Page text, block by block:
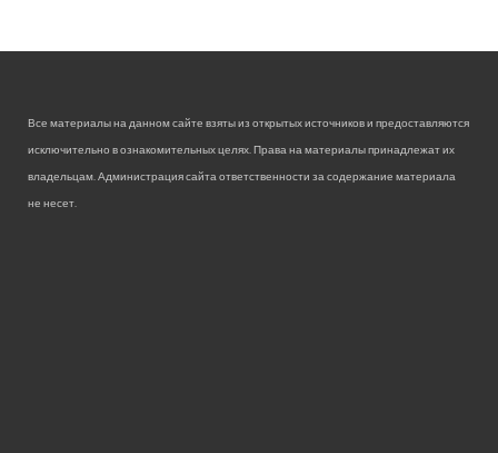
Все материалы на данном сайте взяты из открытых источников и предоставляются
исключительно в ознакомительных целях. Права на материалы принадлежат их
владельцам. Администрация сайта ответственности за содержание материала
не несет.